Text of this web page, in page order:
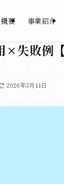
要 事業紹介
×失敗例
2026年3月11日